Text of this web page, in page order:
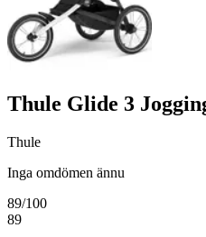
Thule Glide 3
Thule
Inga omdömen ännu
89/100
89